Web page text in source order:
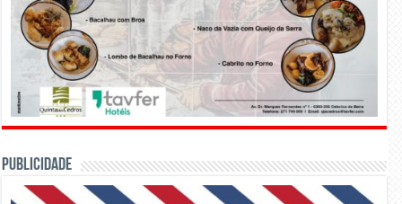
PUBLICIDADE